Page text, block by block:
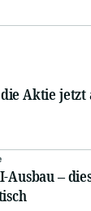
Aktie jetzt
Ausbau –